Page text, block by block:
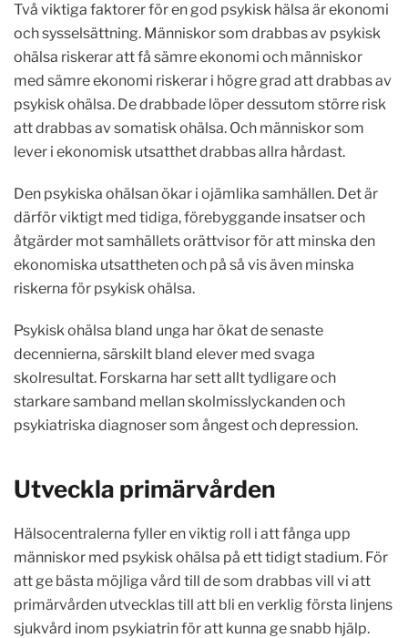
Två viktiga faktorer för en god psykisk hälsa är ekonomi
och sysselsättning. Människor som drabbas av psykisk
ohälsa riskerar att få sämre ekonomi och människor
med sämre ekonomi riskerar i högre grad att drabbas av
psykisk ohälsa. De drabbade löper dessutom större risk
att drabbas av somatisk ohälsa. Och människor som
lever i ekonomisk utsatthet drabbas allra hårdast.
Den psykiska ohälsan ökar i ojämlika samhällen. Det är
därför viktigt med tidiga, förebyggande insatser och
åtgärder mot samhällets orättvisor för att minska den
ekonomiska utsattheten och på så vis även minska
riskerna för psykisk ohälsa.
Psykisk ohälsa bland unga har ökat de senaste
decennierna, särskilt bland elever med svaga
skolresultat. Forskarna har sett allt tydligare och
starkare samband mellan skolmisslyckanden och
psykiatriska diagnoser som ångest och depression.
Utveckla primärvården
Hälsocentralerna fyller en viktig roll i att fånga upp
människor med psykisk ohälsa på ett tidigt stadium. För
att ge bästa möjliga vård till de som drabbas vill vi att
primärvården utvecklas till att bli en verklig första linjens
sjukvård inom psykiatrin för att kunna ge snabb hjälp.